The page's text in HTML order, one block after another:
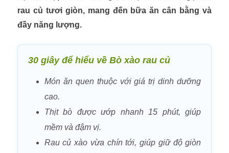
rau củ tươi giòn, mang đến bữa ăn cân bằng và
đầy năng lượng.
30 giây để hiểu về Bò xào rau củ
Món ăn quen thuộc với giá trị dinh dưỡng
cao.
Thịt bò được ướp nhanh 15 phút, giúp
mềm và đậm vị.
Rau củ xào vừa chín tới, giúp giữ độ giòn